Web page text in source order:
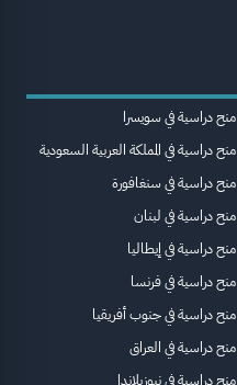
منح دراسية في سويسرا
منح دراسية في المملكة العربية السعودية
منح دراسية في سنغافورة
منح دراسية في لبنان
منح دراسية في إيطاليا
منح دراسية في فرنسا
منح دراسية في جنوب أفريقيا
منح دراسية في العراق
منح دراسية في نيوزيلاندا